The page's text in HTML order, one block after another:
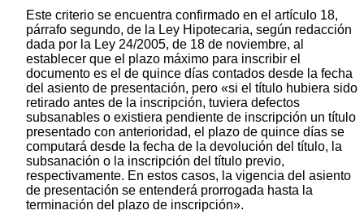
Este criterio se encuentra confirmado en el artículo 18,
párrafo segundo, de la Ley Hipotecaria, según redacción
dada por la Ley 24/2005, de 18 de noviembre, al
establecer que el plazo máximo para inscribir el
documento es el de quince días contados desde la fecha
del asiento de presentación, pero «si el título hubiera sido
retirado antes de la inscripción, tuviera defectos
subsanables o existiera pendiente de inscripción un título
presentado con anterioridad, el plazo de quince días se
computará desde la fecha de la devolución del título, la
subsanación o la inscripción del título previo,
respectivamente. En estos casos, la vigencia del asiento
de presentación se entenderá prorrogada hasta la
terminación del plazo de inscripción».